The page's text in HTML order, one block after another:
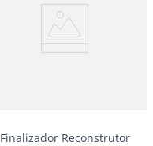
Finalizador Reconstrutor